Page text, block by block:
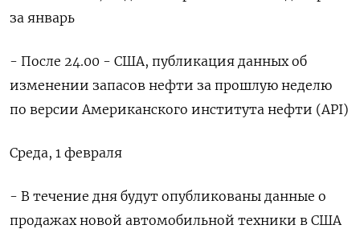
за январь
- После 24.00 - США, публикация данных об
изменении запасов нефти за прошлую неделю
по версии Американского института нефти (API)
Среда, 1 февраля
- В течение дня будут опубликованы данные о
продажах новой автомобильной техники в США